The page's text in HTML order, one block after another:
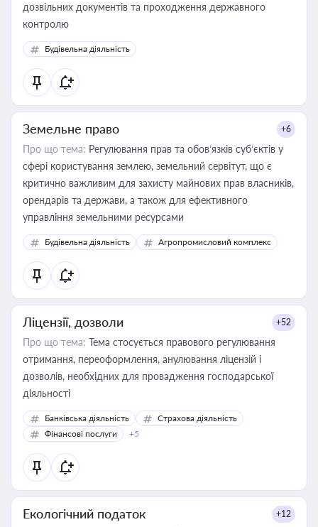
дозвільних документів та проходження державного
контролю
Будівельна діяльність
Земельне право +6
Про що тема: Регулювання прав та обов’язків суб’єктів у
сфері користування землею, земельний сервітут, що є
критично важливим для захисту майнових прав власників,
орендарів та держави, а також для ефективного
управління земельними ресурсами
Будівельна діяльність Агропромисловий комплекс
Ліцензії, дозволи +52
Про що тема: Тема стосується правового регулювання
отримання, переоформлення, анулювання ліцензій і
дозволів, необхідних для провадження господарської
діяльності
Банківська діяльність
Страхова діяльність
Фінансові послуги
+5
Екологічний податок +12